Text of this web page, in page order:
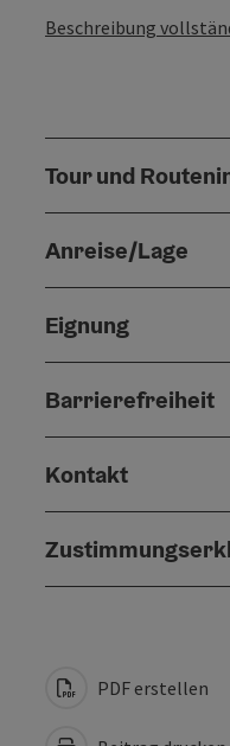
Beschreibung
Tour und
Anreise/Lage
Eignung
Barrierefreiheit
Kontakt
PDF erstellen